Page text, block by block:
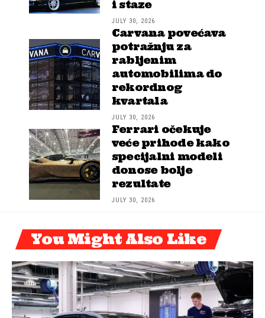
i staze
JULY 30, 2026
Carvana povećava
potražnju za
rabljenim
automobilima do
rekordnog
kvartala
JULY 30, 2026
Ferrari očekuje
veće prihode kako
specijalni modeli
donose bolje
rezultate
JULY 30, 2026
You Might Also Like